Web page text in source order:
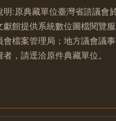
:原典藏單位臺灣省諮議會
獻館提供系統數位圖檔閱覽
會檔案管理局；地方議會議
，請逕洽原件典藏單位。